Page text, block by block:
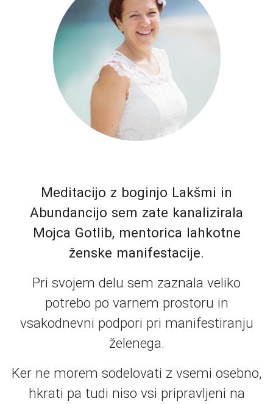
Meditacijo z boginjo Lakšmi in
Abundancijo sem zate kanalizirala
Mojca Gotlib, mentorica lahkotne
ženske manifestacije.
Pri svojem delu sem zaznala veliko
potrebo po varnem prostoru in
vsakodnevni podpori pri manifestiranju
želenega.
Ker ne morem sodelovati z vsemi osebno,
hkrati pa tudi niso vsi pripravljeni na